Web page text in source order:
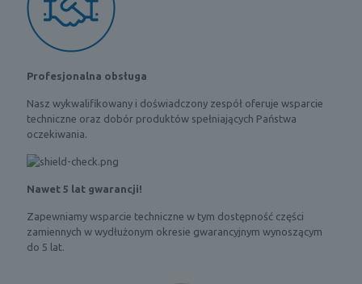
Profesjonalna obsługa
Nasz wykwalifikowany i doświadczony zespół oferuje wsparcie
techniczne oraz dobór produktów spełniających Państwa
oczekiwania.
Nawet 5 lat gwarancji!
Zapewniamy wsparcie techniczne w tym dostępność części
zamiennych w wydłużonym okresie gwarancyjnym wynoszącym
do 5 lat.